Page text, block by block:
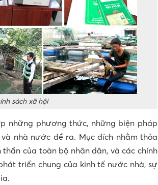
sách xã hội
những phương thức, những biện pháp
nhà nước đề ra. Mục đích nhằm thỏa
của toàn bộ nhân dân, và các chính
triển chung của kinh tế nước nhà, sự